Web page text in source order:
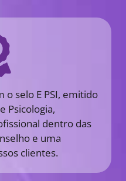
o selo E PSI, emitido
Psicologia,
dentro das
e uma
clientes.